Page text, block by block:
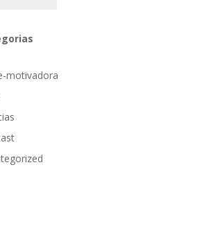
motivadora